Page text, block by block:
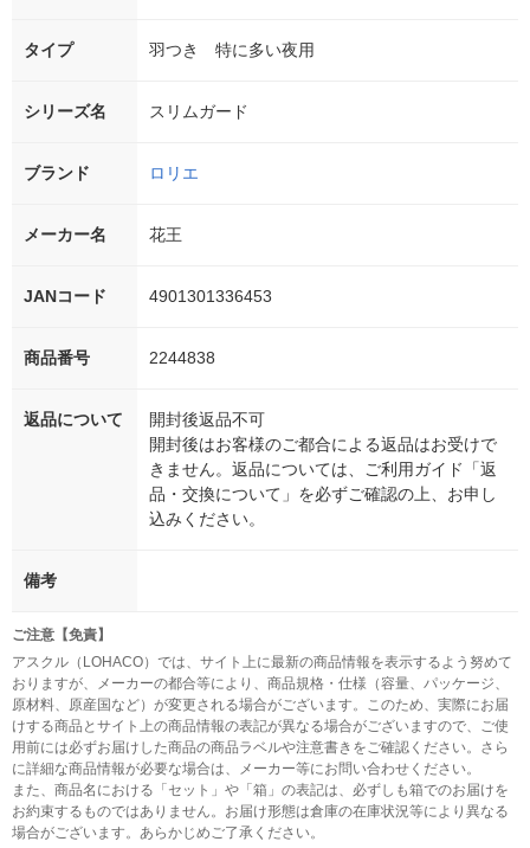
タイプ 羽つき 特に多い夜用
シリーズ名 スリムガード
ブランド ロリエ
メーカー名 花王
JANコード 4901301336453
商品番号 2244838
返品について
開封後返品不可
開封後はお客様のご都合による返品はお受けで
きません。返品については、ご利用ガイド「返
品・交換について」を必ずご確認の上、お申し
込みください。
備考
ご注意【免責】
アスクル（LOHACO）では、サイト上に最新の商品情報を表示するよう努めて
おりますが、メーカーの都合等により、商品規格・仕様（容量、パッケージ、
原材料、原産国など）が変更される場合がございます。このため、実際にお届
けする商品とサイト上の商品情報の表記が異なる場合がございますので、ご使
用前には必ずお届けした商品の商品ラベルや注意書きをご確認ください。さら
に詳細な商品情報が必要な場合は、メーカー等にお問い合わせください。
また、商品名における「セット」や「箱」の表記は、必ずしも箱でのお届けを
お約束するものではありません。お届け形態は倉庫の在庫状況等により異なる
場合がございます。あらかじめご了承ください。